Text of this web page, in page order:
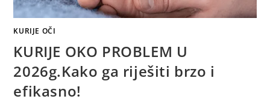
KURIJE OČI
KURIJE OKO PROBLEM U
2026g.Kako ga riješiti brzo i
efikasno!